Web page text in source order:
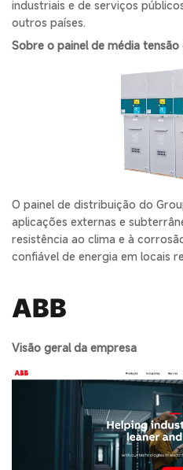
industriais e de serviços
outros países.
Sobre o painel de média
O painel de distribuição do
aplicações externas e
resistência ao clima e à
confiável de energia em locais
ABB
Visão geral da empresa